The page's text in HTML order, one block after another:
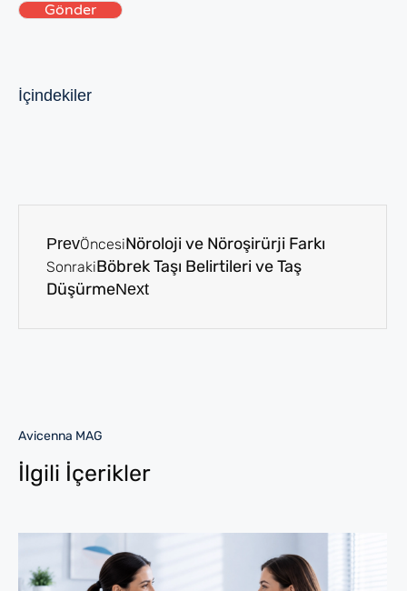
Gönder
İçindekiler
PrevÖncesiNöroloji ve Nöroşirürji Farkı
SonrakiBöbrek Taşı Belirtileri ve Taş
DüşürmeNext
Avicenna MAG
İlgili İçerikler